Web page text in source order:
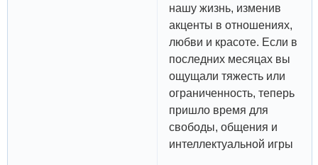
нашу жизнь, изменив
акценты в отношениях,
любви и красоте. Если в
последних месяцах вы
ощущали тяжесть или
ограниченность, теперь
пришло время для
свободы, общения и
интеллектуальной игры